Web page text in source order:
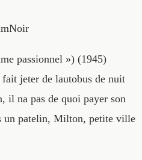
passionnel ») (1945)
jeter de lautobus de nuit
il na pas de quoi payer son
un patelin, Milton, petite ville